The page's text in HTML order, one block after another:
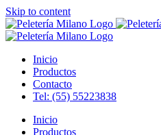
Skip to content
Inicio
Productos
Contacto
Tel: (55) 55223838
Inicio
Productos